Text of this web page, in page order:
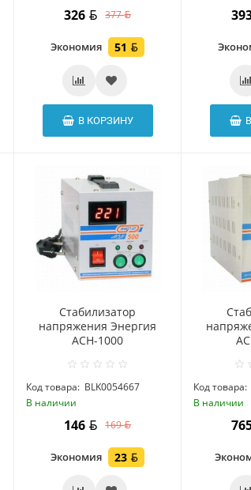
326 377
Экономия 51
В КОРЗИНУ
Стабилизатор
напряжения Энергия
ACH-1000
Код товара: BLK0054667
В наличии
146 169
Экономия 23
Код товара:
В наличии